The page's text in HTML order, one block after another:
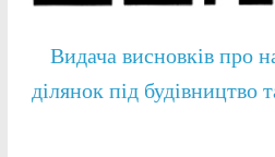
Видача висновків про
ділянок під будівництво